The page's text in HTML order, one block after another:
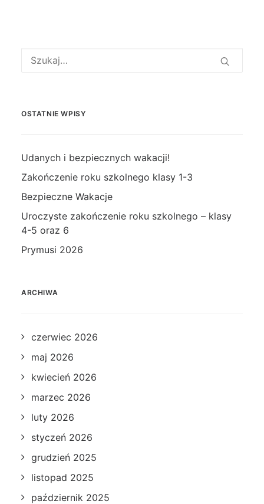
OSTATNIE WPISY
Udanych i bezpiecznych wakacji!
Zakończenie roku szkolnego klasy 1-3
Bezpieczne Wakacje
Uroczyste zakończenie roku szkolnego – klasy
4-5 oraz 6
Prymusi 2026
ARCHIWA
czerwiec 2026
maj 2026
kwiecień 2026
marzec 2026
luty 2026
styczeń 2026
grudzień 2025
listopad 2025
październik 2025